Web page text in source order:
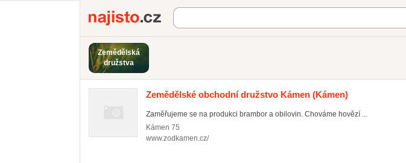
Najisto.cz
Zemědělská
družstva
Zemědělské obchodní družstvo Kámen (Kámen)
Zaměřujeme se na produkci brambor a obilovin. Chováme hovězí ...
Kámen 75
www.zodkamen.cz/